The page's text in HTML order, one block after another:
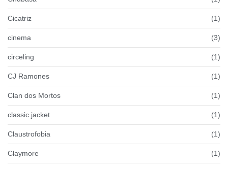
Cicatriz (1)
cinema (3)
circeling (1)
CJ Ramones (1)
Clan dos Mortos (1)
classic jacket (1)
Claustrofobia (1)
Claymore (1)